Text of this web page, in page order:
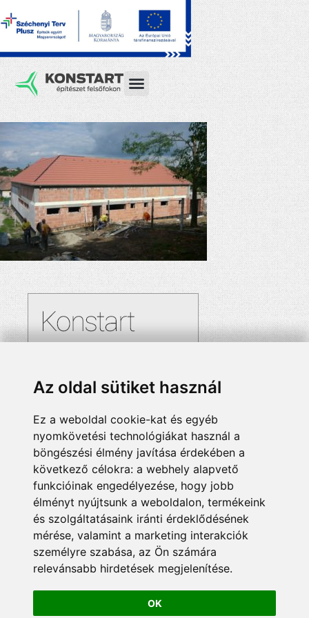
Az oldal sütiket használ
Ez a weboldal cookie-kat és egyéb
nyomkövetési technológiákat használ a
böngészési élmény javítása érdekében a
következő célokra: a webhely alapvető
funkcióinak engedélyezése, hogy jobb
élményt nyújtsunk a weboldalon, termékeink
és szolgáltatásaink iránti érdeklődésének
mérése, valamint a marketing interakciók
személyre szabása, az Ön számára
relevánsabb hirdetések megjelenítése.
OK